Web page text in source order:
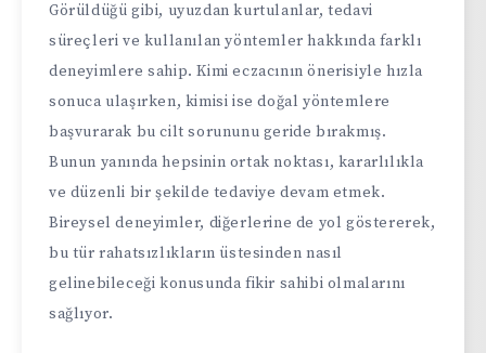
Görüldüğü gibi, uyuzdan kurtulanlar, tedavi
süreçleri ve kullanılan yöntemler hakkında farklı
deneyimlere sahip. Kimi eczacının önerisiyle hızla
sonuca ulaşırken, kimisi ise doğal yöntemlere
başvurarak bu cilt sorununu geride bırakmış.
Bunun yanında hepsinin ortak noktası, kararlılıkla
ve düzenli bir şekilde tedaviye devam etmek.
Bireysel deneyimler, diğerlerine de yol göstererek,
bu tür rahatsızlıkların üstesinden nasıl
gelinebileceği konusunda fikir sahibi olmalarını
sağlıyor.